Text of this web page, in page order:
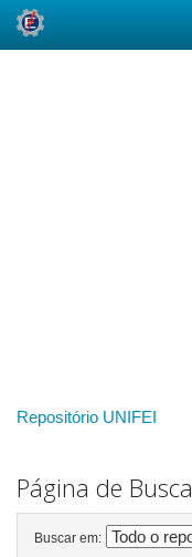
Repositório UNIFEI
Página de Busca
Buscar em: